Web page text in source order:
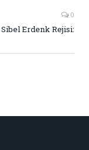
0
Erdenk Rejisi: